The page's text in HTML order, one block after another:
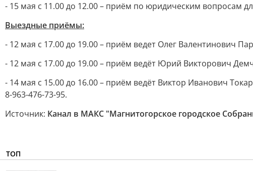
- 15 мая с 11.00 до 12.00 – приём по юридическим вопросам
Выездные приёмы:
- 12 мая с 17.00 до 19.00 – приём ведет Олег Валентинович
- 12 мая с 17.00 до 19.00 – приём ведёт Юрий Викторович
- 14 мая с 15.00 до 16.00 – приём ведёт Виктор Иванович
8-963-476-73-95.
Источник: Канал в МАКС "Магнитогорское городское
ТОП